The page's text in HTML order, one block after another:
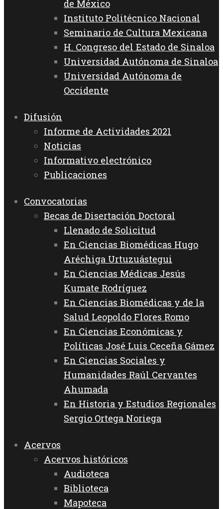
de México
Instituto Politécnico Nacional
Seminario de Cultura Mexicana
H. Congreso del Estado de Sinaloa
Universidad Autónoma de Sinaloa
Universidad Autónoma de
Occidente
Difusión
Informe de Actividades 2021
Noticias
Informativo electrónico
Publicaciones
Convocatorias
Becas de Disertación Doctoral
Llenado de Solicitud
En Ciencias Biomédicas Hugo
Aréchiga Urtuzuástegui
En Ciencias Médicas Jesús
Kumate Rodríguez
En Ciencias Biomédicas y de la
Salud Leopoldo Flores Romo
En Ciencias Económicas y
Políticas José Luis Ceceña Gámez
En Ciencias Sociales y
Humanidades Raúl Cervantes
Ahumada
En Historia y Estudios Regionales
Sergio Ortega Noriega
Acervos
Acervos históricos
Audioteca
Biblioteca
Mapoteca